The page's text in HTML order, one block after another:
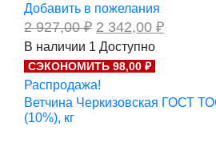
Добавить в пожелания
2 927,00₽ Первоначальная
цена
составляла
2
927,00 ₽.
2 342,00 ₽Текущая
цена:
В наличии 1 Доступно
СЭКОНОМИТЬ 98,00 ₽
Распродажа!
Ветчина Черкизовская ГОСТ
(10%), кг